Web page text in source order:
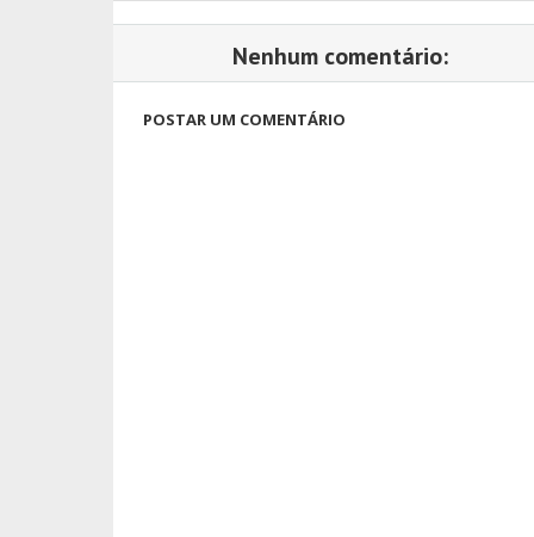
Nenhum comentário:
POSTAR UM COMENTÁRIO